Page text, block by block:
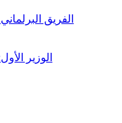
الفريق